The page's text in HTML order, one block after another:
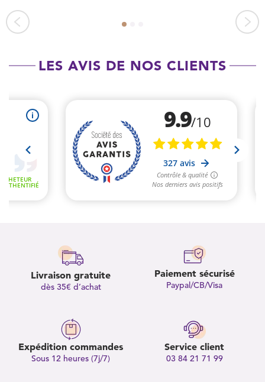
LES AVIS DE NOS CLIENTS
Livraison gratuite
dès 35€ d’achat
Paiement sécurisé
Paypal/CB/Visa
Expédition commandes
Sous 12 heures (7j/7)
Service client
03 84 21 71 99